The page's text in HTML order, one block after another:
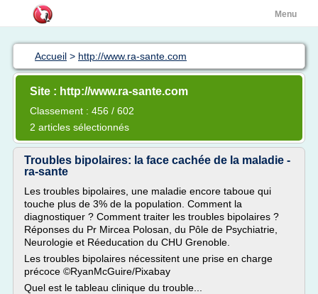
Menu
Accueil > http://www.ra-sante.com
Site : http://www.ra-sante.com
Classement : 456 / 602
2 articles sélectionnés
Troubles bipolaires: la face cachée de la maladie -
ra-sante
Les troubles bipolaires, une maladie encore taboue qui
touche plus de 3% de la population. Comment la
diagnostiquer ? Comment traiter les troubles bipolaires ?
Réponses du Pr Mircea Polosan, du Pôle de Psychiatrie,
Neurologie et Réeducation du CHU Grenoble.
Les troubles bipolaires nécessitent une prise en charge
précoce ©RyanMcGuire/Pixabay
Quel est le tableau clinique du trouble...